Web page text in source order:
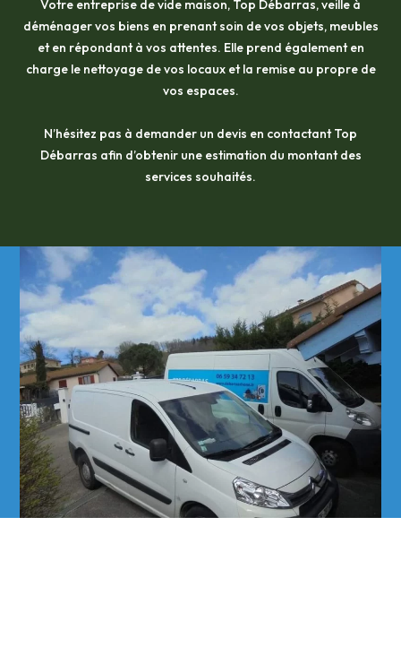
Votre entreprise de vide maison, Top Débarras, veille à
déménager vos biens en prenant soin de vos objets, meubles
et en répondant à vos attentes. Elle prend également en
charge le nettoyage de vos locaux et la remise au propre de
vos espaces.
N’hésitez pas à demander un devis en contactant Top
Débarras afin d’obtenir une estimation du montant des
services souhaités.